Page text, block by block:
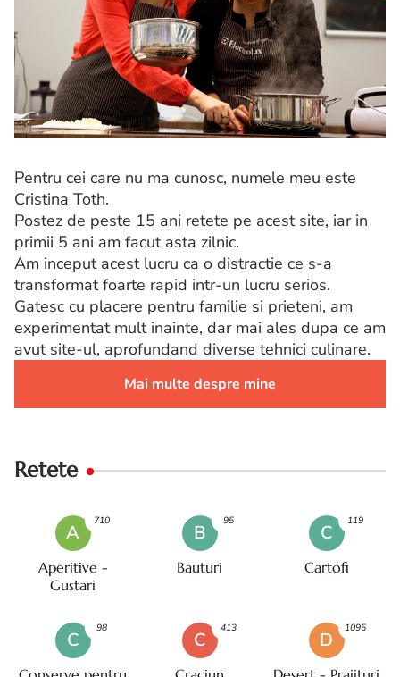
Pentru cei care nu ma cunosc, numele meu este
Cristina Toth.
Postez de peste 15 ani retete pe acest site, iar in
primii 5 ani am facut asta zilnic.
Am inceput acest lucru ca o distractie ce s-a
transformat foarte rapid intr-un lucru serios.
Gatesc cu placere pentru familie si prieteni, am
experimentat mult inainte, dar mai ales dupa ce am
avut site-ul, aprofundand diverse tehnici culinare.
Mai multe despre mine
Retete
A
Aperitive -
Gustari
710
B
Bauturi
95
C
Cartofi
119
C
98
C
413
D
1095